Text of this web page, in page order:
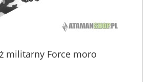
militarny Force moro